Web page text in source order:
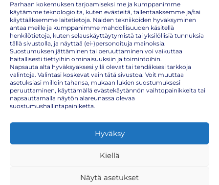
Parhaan kokemuksen tarjoamiseksi me ja kumppanimme
käytämme teknologioita, kuten evästeitä, tallentaaksemme ja/tai
käyttääksemme laitetietoja. Näiden tekniikoiden hyväksyminen
antaa meille ja kumppanimme mahdollisuuden käsitellä
henkilötietoja, kuten selauskäyttäytymistä tai yksilöllisiä tunnuksia
tällä sivustolla, ja näyttää (ei-)personoituja mainoksia.
Suostumuksen jättäminen tai peruuttaminen voi vaikuttaa
haitallisesti tiettyihin ominaisuuksiin ja toimintoihin.
Napsauta alta hyväksyäksesi yllä olevat tai tehdäksesi tarkkoja
valintoja. Valintasi koskevat vain tätä sivustoa. Voit muuttaa
asetuksiasi milloin tahansa, mukaan lukien suostumuksesi
peruuttaminen, käyttämällä evästekäytännön vaihtopainikkeita tai
napsauttamalla näytön alareunassa olevaa
suostumushallintapainiketta.
Hyväksy
Kiellä
Näytä asetukset
Lapsen rokotuspelko helpottuu oikealla
valmistautumisella
Rokotushetki lähestyy, ja lapsi alkaa jo etukäteen jännittää. Ehkä
kyyneleitä tulee jo kotona, ehkä vastustelu alkaa heti ovella.
Lapsen rokotuspelko on todellinen ja yleinen haaste, mutta se ei
tarkoita, että rokottamisen pitää olla raskasta koko perheelle. Oikealla
valmistautumisella tilanne helpottuu merkittävästi.
Miksi rokotuspelko on niin yleistä lapsilla
Lapsen pelko rokotuksesta ei ole oikku eikä tottelemattomuutta. Se
tuntua ylivoimaisen pelottavilta. Lisäksi aiempi kipukokemus jää